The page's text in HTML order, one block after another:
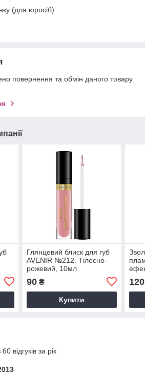
(для юросіб)
повернення та обмін даного товару
Глянцевий блиск для губ
AVENIR №212. Тілесно-
рожевий, 10мл
90₴
Купити
3D
120
відгуків за рік